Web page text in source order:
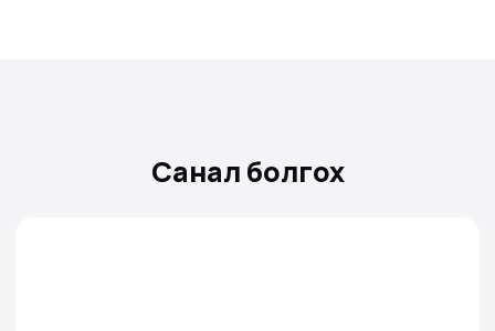
Санал болгох